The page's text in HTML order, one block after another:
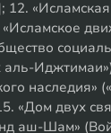
«Исламская
наследия»
«Дом двух
аш-Шам»